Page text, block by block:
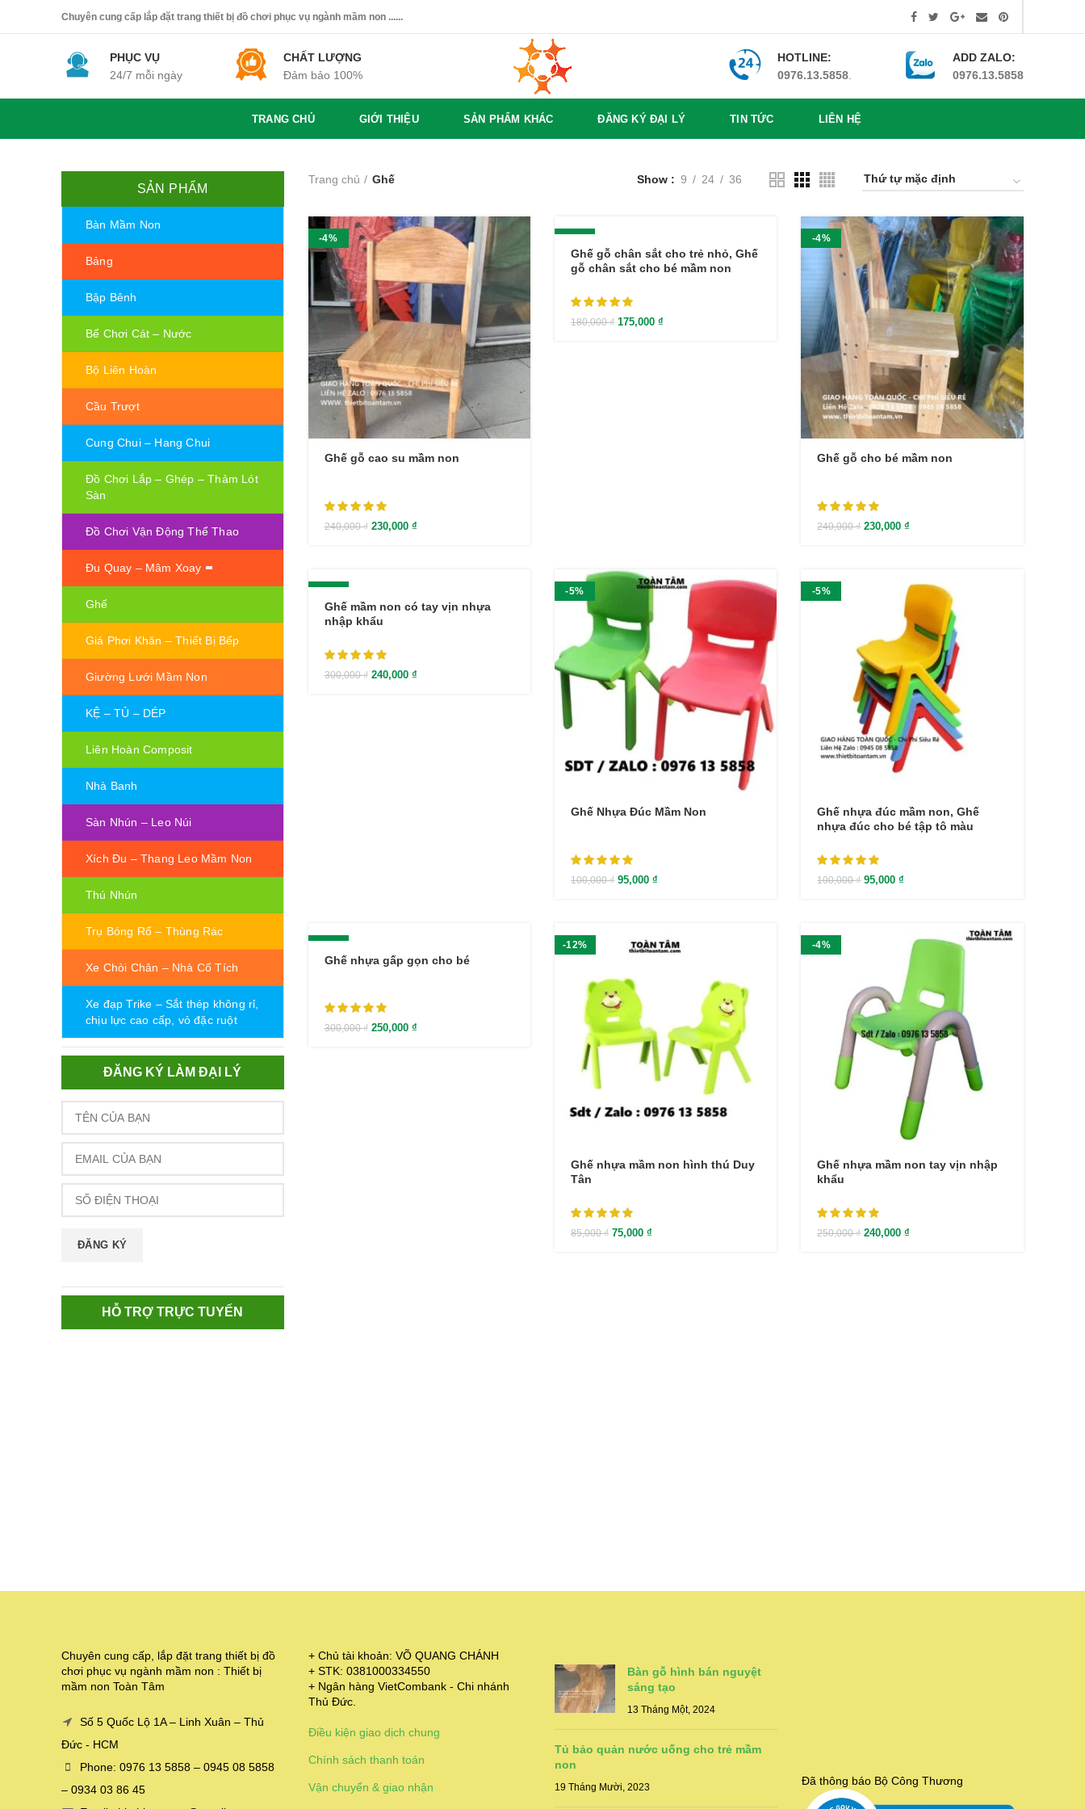
Chuyên cung cấp lắp đặt trang thiết bị đồ chơi phục vụ ngành mầm non ......
PHỤC VỤ
24/7 mỗi ngày
CHẤT LƯỢNG
Đảm bảo 100%
HOTLINE:
0976.13.5858
ADD ZALO:
0976.13.5858
TRANG CHỦ GIỚI THIỆU SẢN PHẨM KHÁC ĐĂNG KÝ ĐẠI LÝ TIN TỨC LIÊN HỆ
Trang chủ Ghế Show 9 24 36
-4%
Ghế gỗ cao su mầm non
240,000₫ 230,000 ₫
Ghế gỗ chân sắt cho trẻ nhỏ, Ghế
gỗ chân sắt cho bé mầm non
180,000₫ 175,000 ₫
-4%
Ghế gỗ cho bé mầm non
240,000₫ 230,000₫
Ghế mầm non có tay vịn nhựa
nhập khẩu
300,000₫ 240,000 ₫
-5%
Ghế Nhựa Đúc Mầm Non
100,000₫ 95,000 ₫
-5%
Ghế nhựa đúc mầm non, Ghế
nhựa đúc cho bé tập tô màu
100,000₫ 95,000₫
-17%
Ghế nhựa gấp gọn cho bé
300,000₫ 250,000 ₫
-12%
Ghế nhựa mầm non hình thú Duy
Tân
85,000₫ 75,000 ₫
-4%
Ghế nhựa mầm non tay vịn nhập
khẩu
250,000₫ 240,000₫
SẢN PHẨM
Bàn Mầm Non
Bảng
Bập Bênh
Bể Chơi Cát – Nước
Bộ Liên Hoàn
Cầu Trượt
Cung Chui – Hang Chui
Đồ Chơi Lắp – Ghép – Thảm Lót
Sàn
Đồ Chơi Vận Động Thể Thao
Đu Quay – Mâm Xoay
Ghế
Giá Phơi Khăn – Thiết Bị Bếp
Giường Lưới Mầm Non
KỆ – TỦ – DÉP
Liên Hoàn Composit
Nhà Banh
Sàn Nhún – Leo Núi
Xích Đu – Thang Leo Mầm Non
Thú Nhún
Trụ Bóng Rổ – Thùng Rác
Xe Chòi Chân – Nhà Cổ Tích
Xe đạp Trike – Sắt thép không rỉ,
chịu lực cao cấp, vỏ đặc ruột
ĐĂNG KÝ LÀM ĐẠI LÝ
HỖ TRỢ TRỰC TUYẾN
Chuyên cung cấp, lắp đặt trang thiết bị đồ
chơi phục vụ ngành mầm non : Thiết bị
mầm non Toàn Tâm
Số 5 Quốc Lộ 1A – Linh Xuân – Thủ
Đức - HCM
Phone: 0976 13 5858 – 0945 08 5858
– 0934 03 86 45
+ Chủ tài khoản: VÕ QUANG CHÁNH
+ STK: 0381000334550
+ Ngân hàng VietCombank - Chi nhánh
Thủ Đức.
Điều kiện giao dịch chung
Chính sách thanh toán
Vận chuyển & giao nhận
Bàn gỗ hình bán nguyệt
sáng tạo
13 Tháng Một, 2024
Tủ bảo quản nước uống cho trẻ mầm
non
19 Tháng Mười, 2023 Đã thông báo Bộ Công Thương